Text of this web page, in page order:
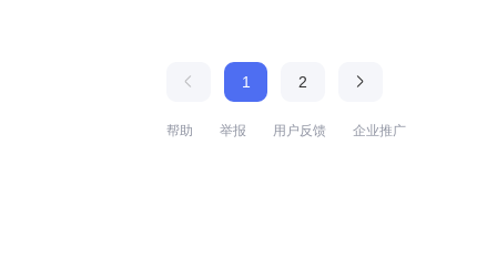
1 2
帮助 举报 用户反馈 企业推广